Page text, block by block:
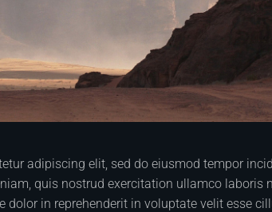
adipiscing elit, sed do eiusmod tempor
quis nostrud exercitation ullamco laboris
dolor in reprehenderit in voluptate velit esse